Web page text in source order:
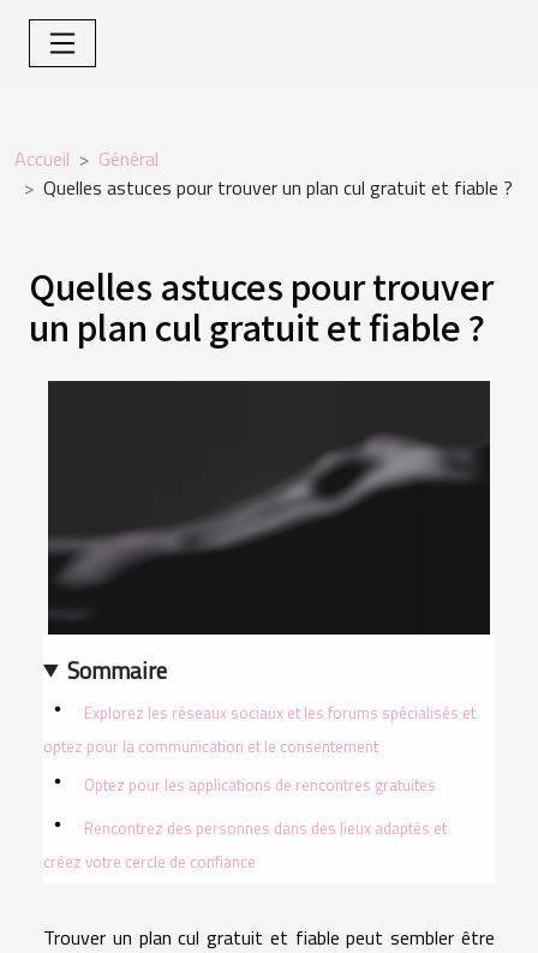
Accueil
Général
Quelles astuces pour trouver un plan cul gratuit et fiable ?
Quelles astuces pour trouver
un plan cul gratuit et fiable ?
Sommaire
Explorez les réseaux sociaux et les forums spécialisés et
optez pour la communication et le consentement
Optez pour les applications de rencontres gratuites
Rencontrez des personnes dans des lieux adaptés et
créez votre cercle de confiance
Trouver un plan cul gratuit et fiable peut sembler être